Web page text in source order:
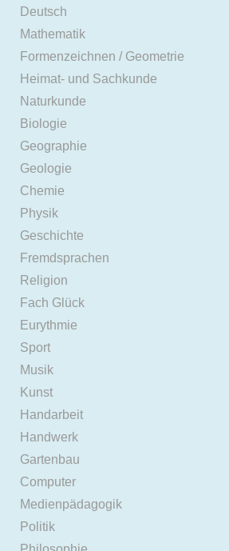
Deutsch
Mathematik
Formenzeichnen / Geometrie
Heimat- und Sachkunde
Naturkunde
Biologie
Geographie
Geologie
Chemie
Physik
Geschichte
Fremdsprachen
Religion
Fach Glück
Eurythmie
Sport
Musik
Kunst
Handarbeit
Handwerk
Gartenbau
Computer
Medienpädagogik
Politik